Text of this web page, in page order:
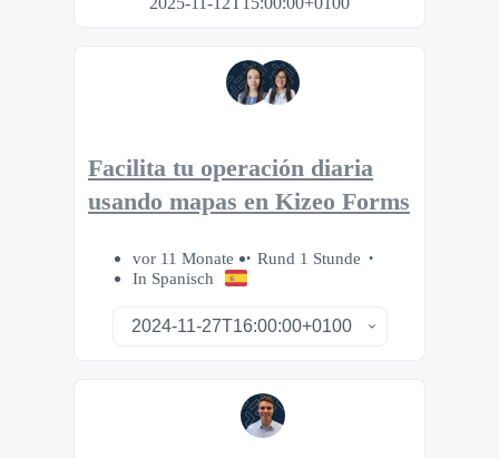
Facilita tu operación diaria
usando mapas en Kizeo Forms
vor 11 Monate
Rund 1 Stunde
In Spanisch